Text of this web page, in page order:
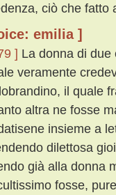
ciò che fatto
emilia ]
] La donna di
veramente
il quale
altra ne fosse
insieme a
dilettosa
già alla donna
fosse,